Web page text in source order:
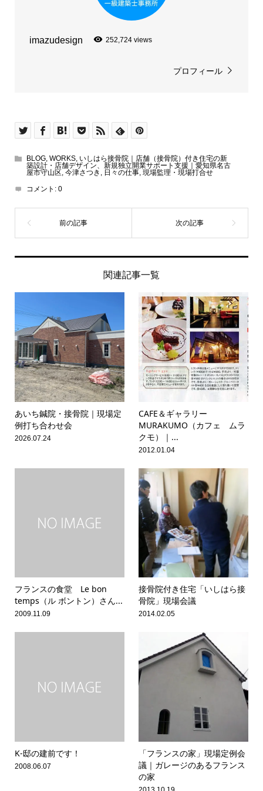
imazudesign 252,724 views
プロフィール
BLOG, WORKS, いしはら接骨院｜店舗（接骨院）付き住宅の新
築設計・店舗デザイン、新規独立開業サポート支援｜愛知県名古
屋市守山区, 今津さつき , 日々の仕事, 現場監理・現場打合せ
コメント: 0
関連記事一覧
あいち鍼院・接骨院｜現場定
例打ち合わせ会
2026.07.24
CAFE＆ギャラリー
MURAKUMO（カフェ ムラ
クモ）｜...
2012.01.04
フランスの食堂 Le bon
temps（ル ボントン）さん...
2009.11.09
接骨院付き住宅「いしはら接
骨院」現場会議
2014.02.05
K-邸の建前です！
2008.06.07
「フランスの家」現場定例会
議｜ガレージのあるフランス
の家